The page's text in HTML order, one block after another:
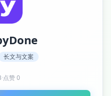
长文与文案
·点赞0